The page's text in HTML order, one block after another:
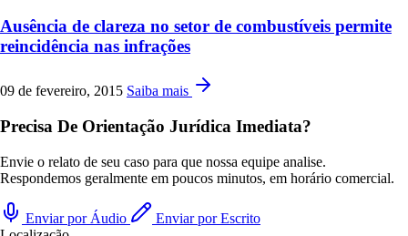
Ausência de clareza no setor de combustíveis permite
reincidência nas infrações
09 de fevereiro, 2015 Saiba mais
Precisa De Orientação Jurídica Imediata?
Envie o relato de seu caso para que nossa equipe analise.
Respondemos geralmente em poucos minutos, em horário comercial.
Enviar por Áudio
Enviar por Escrito